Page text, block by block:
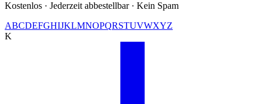
Kostenlos · Jederzeit abbestellbar · Kein Spam
ABCDEFGHIJKLMNOPQRSTUVWXYZ
K